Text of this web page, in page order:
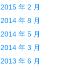
2015 年 2 月
2014 年 8 月
2014 年 5 月
2014 年 3 月
2013 年 6 月